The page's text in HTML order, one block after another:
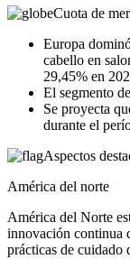
Cuota de
Europa
cabello en
29,45% en
El segmento
Se proyecta
durante el
Aspectos
América del norte
América del Norte
innovación continua
prácticas de cuidado